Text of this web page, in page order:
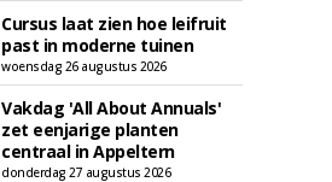
Cursus laat zien hoe leifruit
past in moderne tuinen
woensdag 26 augustus 2026
Vakdag 'All About Annuals'
zet eenjarige planten
centraal in Appeltern
donderdag 27 augustus 2026